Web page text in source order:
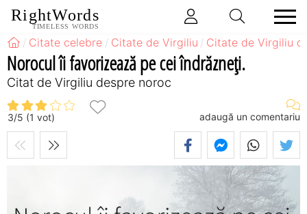
RightWords
TIMELESS WORDS
Citate celebre Citate de Virgiliu Citate de Virgiliu
Norocul îi favorizează pe cei îndrăzneți.
Citat de Virgiliu despre noroc
3/5 (1 vot) adaugă un comentariu